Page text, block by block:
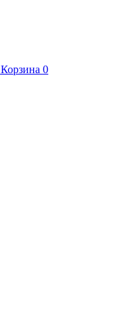
Корзина 0